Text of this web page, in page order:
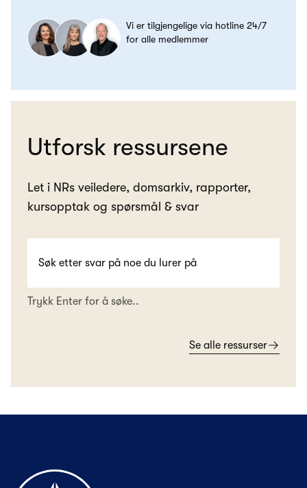
Vi er tilgjengelige via hotline 24/7
for alle medlemmer
Utforsk ressursene
Let i NRs veiledere, domsarkiv, rapporter,
kursopptak og spørsmål & svar
Trykk Enter for å søke..
Se alle ressurser
Til forsiden